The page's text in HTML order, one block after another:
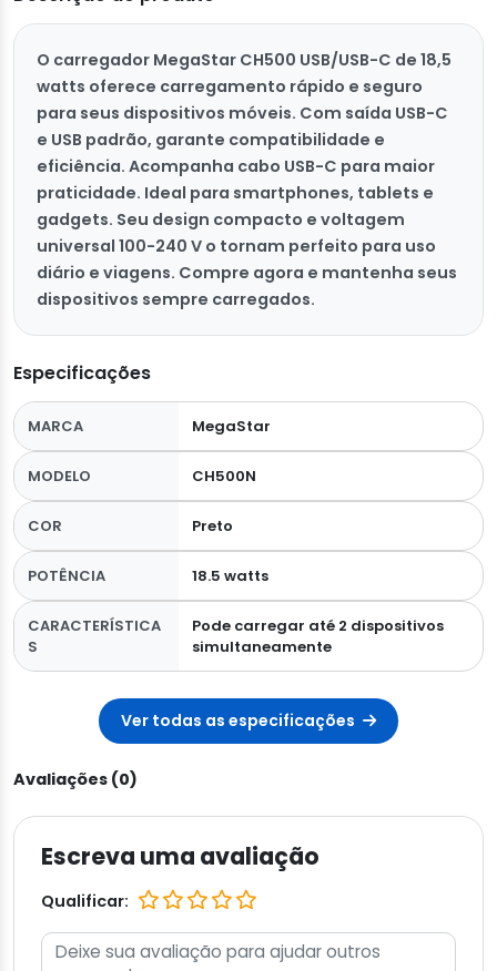
O carregador MegaStar CH500 USB/USB-C de 18,5
watts oferece carregamento rápido e seguro
para seus dispositivos móveis. Com saída USB-C
e USB padrão, garante compatibilidade e
eficiência. Acompanha cabo USB-C para maior
praticidade. Ideal para smartphones, tablets e
gadgets. Seu design compacto e voltagem
universal 100-240 V o tornam perfeito para uso
diário e viagens. Compre agora e mantenha seus
dispositivos sempre carregados.
Especificações
MARCA MegaStar
MODELO CH500N
COR Preto
POTÊNCIA 18.5 watts
CARACTERÍSTICA
S
Pode carregar até 2 dispositivos
simultaneamente
Ver todas as especificações
Avaliações (0)
Escreva uma avaliação
Qualificar: